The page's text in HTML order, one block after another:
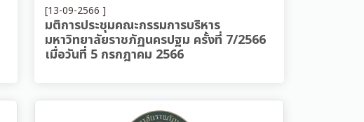
[13-09-2566 ]
มติการประชุมคณะกรรมการบริหาร
มหาวิทยาลัยราชภัฏนครปฐม ครั้งที่ 7/2566
เมื่อวันที่ 5 กรกฎาคม 2566